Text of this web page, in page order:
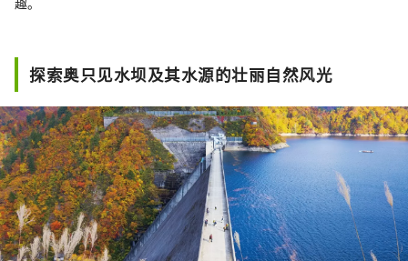
探索奥只见水坝及其水源的壮丽自然风光